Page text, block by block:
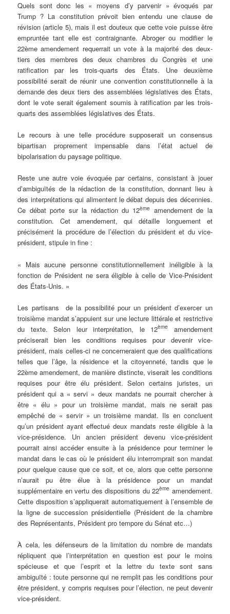
Quels sont donc les « moyens d’y parvenir » évoqués par
Trump ? La constitution prévoit bien entendu une clause de
révision (article 5), mais il est douteux que cette voie puisse être
empruntée tant elle est contraignante. Abroger ou modifier le
22ème amendement requerrait un vote à la majorité des deux-
tiers des membres des deux chambres du Congrès et une
ratification par les trois-quarts des États. Une deuxième
possibilité serait de réunir une convention constitutionnelle à la
demande des deux tiers des assemblées législatives des États,
dont le vote serait également soumis à ratification par les trois-
quarts des assemblées législatives des États.
Le recours à une telle procédure supposerait un consensus
bipartisan proprement impensable dans l’état actuel de
bipolarisation du paysage politique.
Reste une autre voie évoquée par certains, consistant à jouer
d’ambiguïtés de la rédaction de la constitution, donnant lieu à
des interprétations qui alimentent le débat depuis des décennies.
Ce débat porte sur la rédaction du 12ème
amendement de la
constitution. Cet amendement, qui détaille longuement et
précisément la procédure de l’élection du président et du vice-
président, stipule in fine :
« Mais aucune personne constitutionnellement inéligible à la
fonction de Président ne sera éligible à celle de Vice-Président
des États-Unis. »
Les partisans de la possibilité pour un président d’exercer un
troisième mandat s’appuient sur une lecture littérale et restrictive
du texte. Selon leur interprétation, le 12ème
amendement
préciserait bien les conditions requises pour devenir vice-
président, mais celles-ci ne concerneraient que des qualifications
telles que l’âge, la résidence et la citoyenneté, tandis que le
22ème amendement, de manière distincte, viserait les conditions
requises pour être élu président. Selon certains juristes, un
président qui a « servi » deux mandats ne pourrait chercher à
être « élu » pour un troisième mandat, mais ne serait pas
empêché de « servir » un troisième mandat. Ils en concluent
qu’un président ayant effectué deux mandats reste éligible à la
vice-présidence. Un ancien président devenu vice-président
pourrait ainsi accéder ensuite à la présidence pour terminer le
mandat dans le cas où le président élu interromprait son mandat
pour quelque cause que ce soit, et ce, alors que cette personne
n’aurait pu être élue à la présidence pour un mandat
supplémentaire en vertu des dispositions du 22ème amendement.
Cette disposition s’appliquerait automatiquement à l’ensemble de
la ligne de succession présidentielle (Président de la chambre
des Représentants, Président pro tempore du Sénat etc…)
À cela, les défenseurs de la limitation du nombre de mandats
répliquent que l’interprétation en question est pour le moins
spécieuse et que l’esprit et la lettre du texte sont sans
ambiguïté : toute personne qui ne remplit pas les conditions pour
être président, y compris requises pour l’élection, ne peut devenir
vice-président.